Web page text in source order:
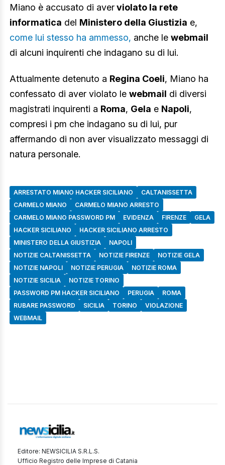
Miano è accusato di averviolato la rete
informatica del Ministero della Giustizia e,
come lui stesso ha ammesso, anche le webmail
di alcuni inquirenti che indagano su di lui.
Attualmente detenuto a Regina Coeli, Miano ha
confessato di aver violato le webmail di diversi
magistrati inquirenti a Roma, Gela e Napoli,
compresi i pm che indagano su di lui, pur
affermando di non aver visualizzato messaggi di
natura personale.
ARRESTATO MIANO HACKER SICILIANO
CALTANISSETTA
CARMELO MIANO
CARMELO MIANO ARRESTO
CARMELO MIANO PASSWORD PM
EVIDENZA FIRENZE
GELA
HACKER SICILIANO
HACKER SICILIANO ARRESTO
MINISTERO DELLA GIUSTIZIA
NAPOLI
NOTIZIE CALTANISSETTA
NOTIZIE FIRENZE
NOTIZIE GELA
NOTIZIE NAPOLI
NOTIZIE PERUGIA
NOTIZIE ROMA
NOTIZIE SICILIA
NOTIZIE TORINO
PASSWORD PM HACKER SICILIANO
PERUGIA
ROMA
RUBARE PASSWORD
SICILIA TORINO
VIOLAZIONE
WEBMAIL
Editore: NEWSICILIA S.R.L.S.
Ufficio Registro delle Imprese di Catania